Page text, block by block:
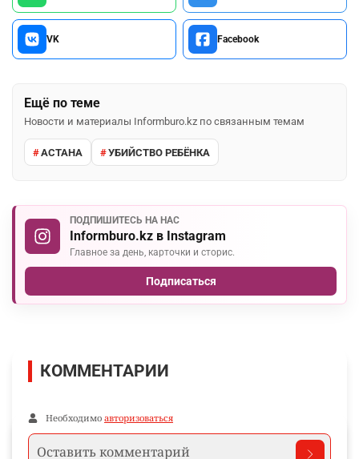
VK Facebook
Ещё по теме
Новости и материалы Informburo.kz по связанным темам
АСТАНА УБИЙСТВО РЕБЁНКА
ПОДПИШИТЕСЬ НА НАС
Informburo.kz в Instagram
Главное за день, карточки и сторис.
Подписаться
КОММЕНТАРИИ
Необходимо авторизоваться